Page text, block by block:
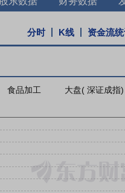
分时 K线 资金流
食品加工 大盘( 深证成指)